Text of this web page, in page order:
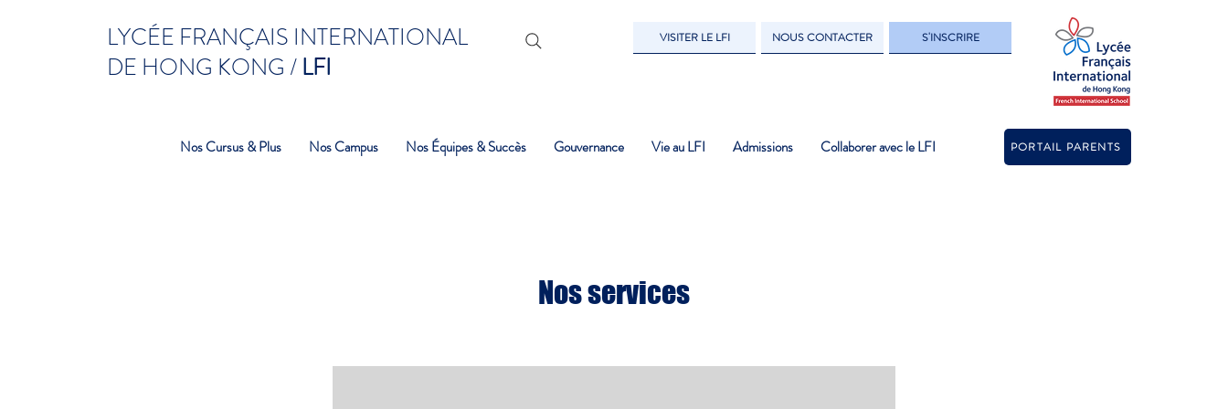
LYCÉE FRANÇAIS INTERNATIONAL
DE HONG KONG /LFI
VISITER LE LFI NOUS CONTACTER S'INSCRIRE
PORTAIL PARENTS
Nos Cursus & Plus Nos Campus Nos Équipes & Succès Gouvernance Vie au LFI Admissions Collaborer avec le LFI
Nos services